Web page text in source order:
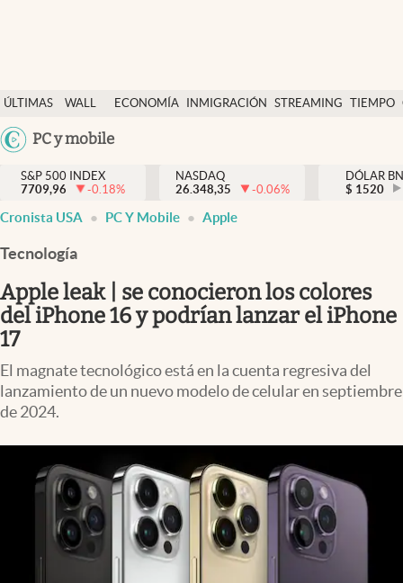
ÚLTIMAS
NOTICIAS
WALL
DÓLAR
ECONOMÍA INMIGRACIÓN STREAMING TIEMPO
México
PC y mobile
Finanzas y economía
Wall Street y dólar
Inmigración
Espiritual
Streaming
PC y mobile
Lifestyle
USA
S&P 500 INDEX
7709,96
-0.18%
NASDAQ
26.348,35
-0.06%
DÓLAR
$ 1520
Cronista USA PC Y Mobile Apple
Tecnología
Apple leak | se conocieron los colores
del iPhone 16 y podrían lanzar el iPhone
17
El magnate tecnológico está en la cuenta regresiva del
lanzamiento de un nuevo modelo de celular en septiembre
de 2024.